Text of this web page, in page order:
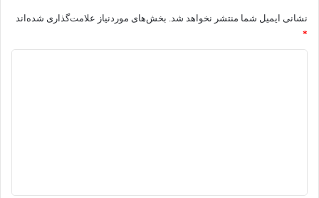
نشانی ایمیل شما منتشر نخواهد شد. بخش‌های موردنیاز علامت‌گذاری شده‌اند
*